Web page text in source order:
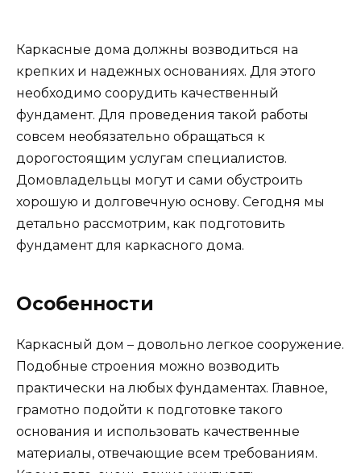
Каркасные дома должны возводиться на
крепких и надежных основаниях. Для этого
необходимо соорудить качественный
фундамент. Для проведения такой работы
совсем необязательно обращаться к
дорогостоящим услугам специалистов.
Домовладельцы могут и сами обустроить
хорошую и долговечную основу. Сегодня мы
детально рассмотрим, как подготовить
фундамент для каркасного дома.
Особенности
Каркасный дом – довольно легкое сооружение.
Подобные строения можно возводить
практически на любых фундаментах. Главное,
грамотно подойти к подготовке такого
основания и использовать качественные
материалы, отвечающие всем требованиям.